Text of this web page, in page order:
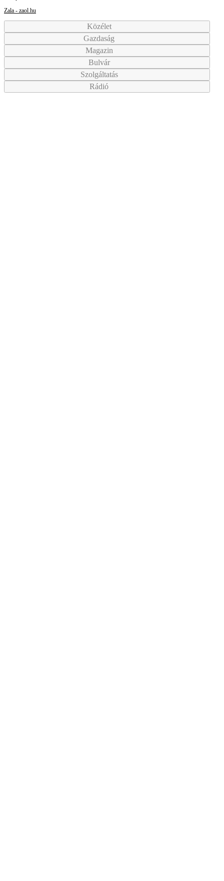
Zala - zaol.hu
Közélet
Gazdaság
Magazin
Bulvár
Szolgáltatás
Rádió